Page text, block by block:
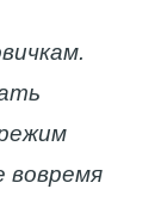
вовремя